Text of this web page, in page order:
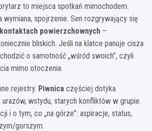
to miejsca spotkań mimochodem:
wymiana, spojrzenie. Sen rozgrywający się
kontaktach powierzchownych –
bliskich. Jeśli na klatce panuje cisza
o samotność „wśród swoich”, czyli
mimo otoczenia.
rejestry. Piwnica częściej dotyka
wstydu, starych konfliktów w grupie.
i o tym, co „na górze”: aspiracje, status,
gorszym.